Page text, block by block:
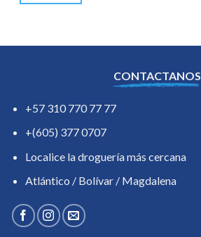
CONTACTANOS
+57 310 770 77 77
+(605) 377 0707
Localice la droguería más cercana
Atlántico / Bolívar / Magdalena